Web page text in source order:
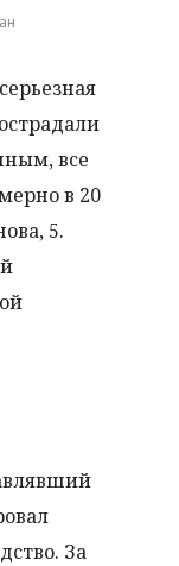
все
в 20
5.
За